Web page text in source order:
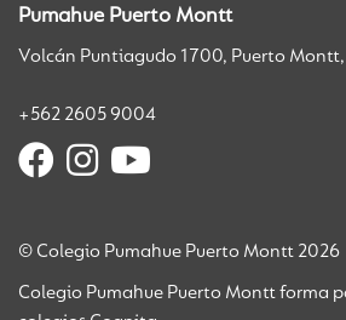
Pumahue Puerto Montt
Volcán Puntiagudo 1700, Puerto Montt,
+562 2605 9004
© Colegio Pumahue Puerto Montt 2026
Colegio Pumahue Puerto Montt forma